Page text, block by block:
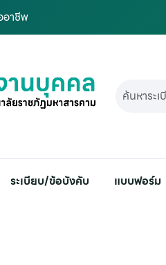
าชีพ
ระเบียบ/ข้อบังคับ แบบฟอร์ม